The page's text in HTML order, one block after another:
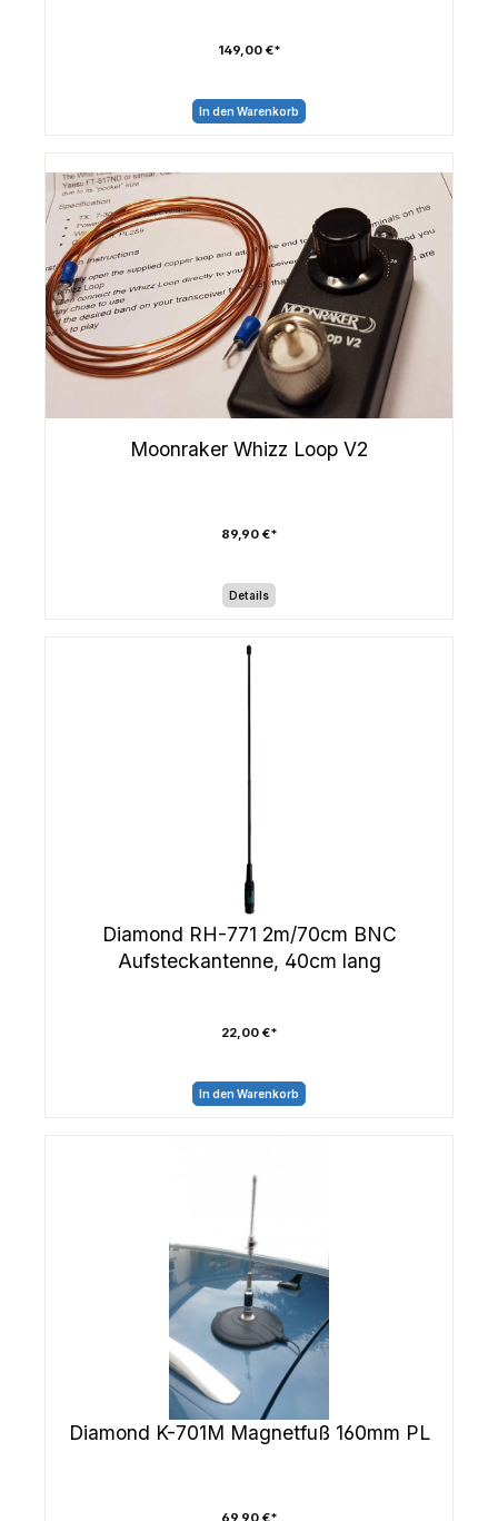
149,00 €*
In den Warenkorb
Moonraker Whizz Loop V2
89,90 €*
Details
Diamond RH-771 2m/70cm BNC
Aufsteckantenne, 40cm lang
22,00 €*
In den Warenkorb
Diamond K-701M Magnetfuß 160mm PL
69,90 €*